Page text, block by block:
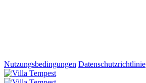
Nutzungsbedingungen Datenschutzrichtlinie